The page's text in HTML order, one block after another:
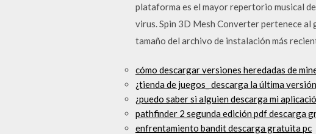
plataforma es el mayor repertorio musical
virus. Spin 3D Mesh Converter pertenece al
tamaño del archivo de instalación más
cómo descargar versiones heredadas de
¿tienda de juegos_ descarga la última
¿puedo saber si alguien descarga mi
pathfinder 2 segunda edición pdf descarga
enfrentamiento bandit descarga gratuita pc